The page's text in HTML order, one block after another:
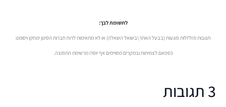
לתשומת לבך:
תגובות מזלזלות פוגעות (בבעל האתר\בשואל השאלה) או לא מתאימות לרוח חברות הסינון ימחקו ויסומנו
כספאם לצמיתות ובמקרים מסויימים אף יוסרו מרשימת התפוצה.
3 תגובות